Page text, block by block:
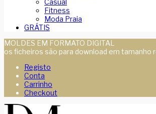
Fitness
Moda Praia
GRÁTIS
MOLDES EM FORMATO DIGITAL
os ficheiros são para download em tamanho
Registo
Conta
Carrinho
Checkout